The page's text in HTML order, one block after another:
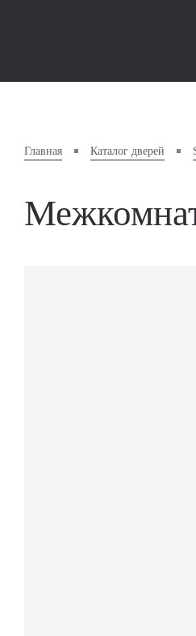
Главная Каталог дверей